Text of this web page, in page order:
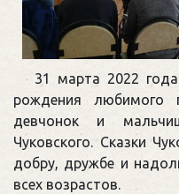
31 марта 2022
рождения любимого
девчонок и
Чуковского. Сказки
добру, дружбе и
всех возрастов.